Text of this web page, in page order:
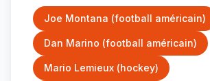
Joe Montana (football américain)
Dan Marino (football américain)
Mario Lemieux (hockey)